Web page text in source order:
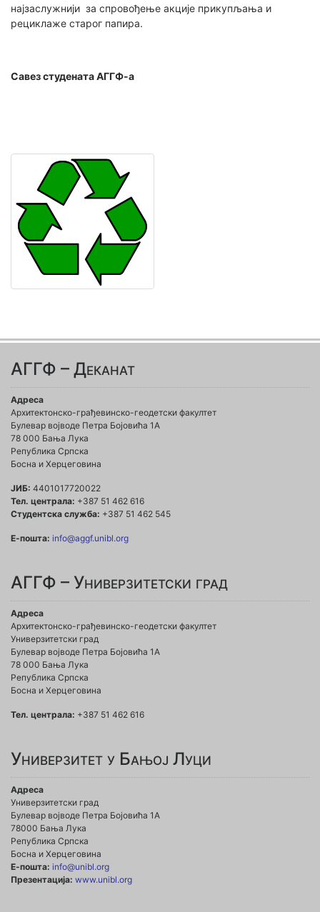
најзаслужнији за спровођење акције прикупљања и
рециклаже старог папира.
Савез студената АГГФ-а
АГГФ – Деканат
Адреса
Архитектонско-грађевинско-геодетски факултет
Булевар војводе Петра Бојовића 1A
78 000 Бања Лука
Република Српска
Босна и Херцеговина
ЈИБ: 4401017720022
Тел. централа: +387 51 462 616
Студентска служба: +387 51 462 545
Е-пошта: info@aggf.unibl.org
АГГФ – Универзитетски град
Адреса
Архитектонско-грађевинско-геодетски факултет
Универзитетски град
Булевар војводе Петра Бојовића 1A
78 000 Бања Лука
Република Српска
Босна и Херцеговина
Тел. централа: +387 51 462 616
Универзитет у Бањој Луци
Адреса
Универзитетски град
Булевар војводе Петра Бојовића 1А
78000 Бања Лука
Република Српска
Босна и Херцеговина
Е-пошта: info@unibl.org
Презентација: www.unibl.org